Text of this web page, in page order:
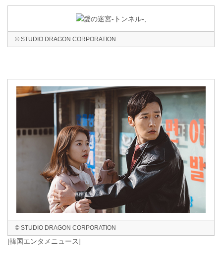
© STUDIO DRAGON CORPORATION
© STUDIO DRAGON CORPORATION
[韓国エンタメニュース]